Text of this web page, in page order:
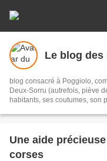
Le blog
blog consacré à Poggiolo,
Deux-Sorru (autrefois, piève
habitants, ses coutumes, son
Une aide
corses